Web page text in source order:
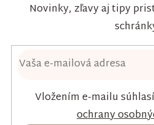
Novinky, zľavy aj tipy
Vložením e-mailu
ochrany